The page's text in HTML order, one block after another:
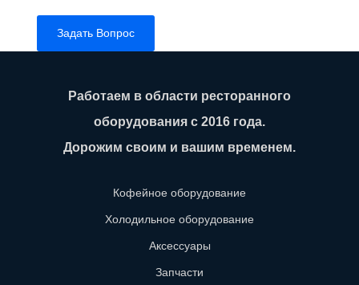
Задать Вопрос
Работаем в области ресторанного
оборудования с 2016 года.
Дорожим своим и вашим временем.
Кофейное оборудование
Холодильное оборудование
Аксессуары
Запчасти